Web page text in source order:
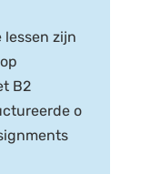
lessen zijn
B2
o